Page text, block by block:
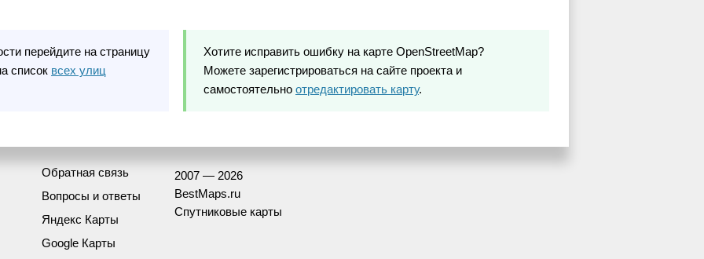
перейдите на страницу
список всех улиц
Хотите исправить ошибку на карте OpenStreetMap?
Можете зарегистрироваться на сайте проекта и
самостоятельно отредактировать карту.
Обратная связь
Вопросы и ответы
Яндекс Карты
Google Карты
2007 — 2026
BestMaps.ru
Спутниковые карты